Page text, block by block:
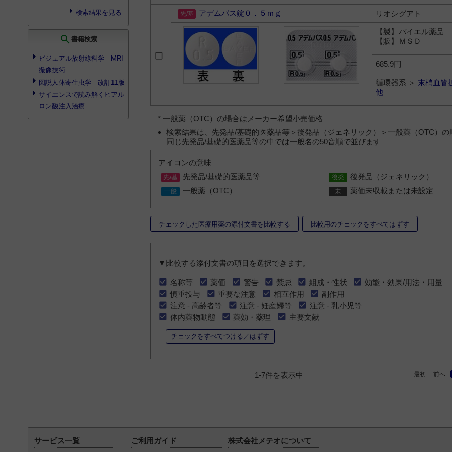
検索結果を見る
search 書籍検索
ビジュアル放射線科学 MRI
撮像技術
図説人体寄生虫学 改訂11版
サイエンスで読み解くヒアル
ロン酸注入治療
アデムパス錠０．５ｍｇ リオシグアト
【製】バイエル薬品
【販】ＭＳＤ
685.9円
循環器系 ＞ 末梢血管
他
* 一般薬（OTC）の場合はメーカー希望小売価格
検索結果は、先発品/基礎的医薬品等＞後発品（ジェネリック）＞一般薬（OTC）の
同じ先発品/基礎的医薬品等の中では一般名の50音順で並びます
アイコンの意味
先発品/基礎的医薬品等
後発品（ジェネリック）
一般薬（OTC）
薬価未収載または未設定
チェックした医療用薬の添付文書を比較する 比較用のチェックをすべてはずす
▼比較する添付文書の項目を選択できます。
名称等 薬価 警告 禁忌 組成・性状
効能・効果/用法・用量
慎重投与
重要な注意 相互作用
副作用
注意 - 高齢者等
注意 - 妊産婦等
注意 - 乳小児等
体内薬物動態
薬効・薬理 主要文献
チェックをすべてつける／はずす
1-7件を表示中 最初 前へ
サービス一覧 ご利用ガイド 株式会社メテオについて